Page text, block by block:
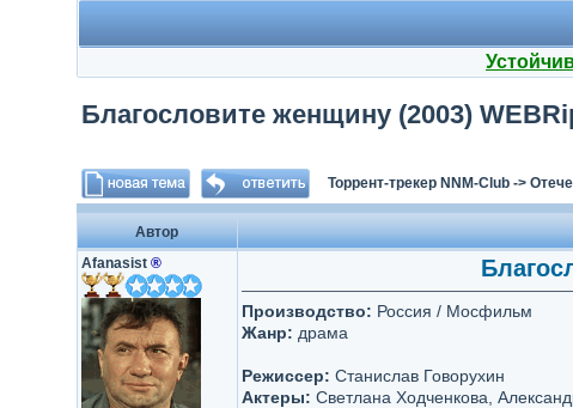
Благословите женщину (2003)
Торрент-трекер NNM-Club->
Автор
Afanasist ®
Производство: Россия / Мосфильм
Жанр: драма
Режиссер: Станислав Говорухин
Актеры: Светлана Ходченкова,